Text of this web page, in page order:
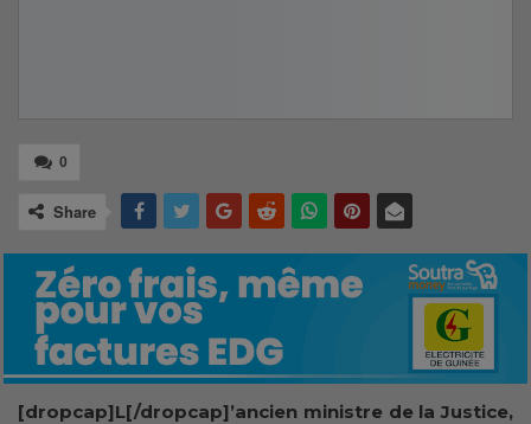
0
Share
[dropcap]L[/dropcap]’ancien ministre de la Justice,